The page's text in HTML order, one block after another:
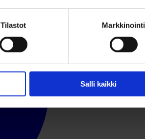
Tilastot Markkinointi
Salli kaikki